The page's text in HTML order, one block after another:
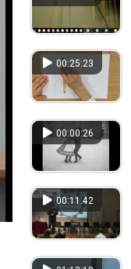
00:25:23
00:00:26
00:11:42